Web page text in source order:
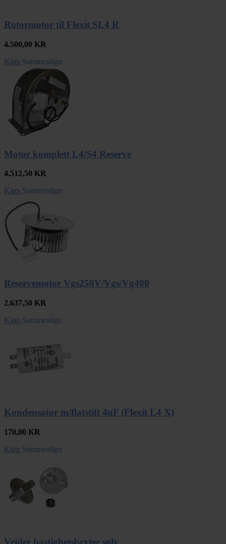
Rotormotor til Flexit SL4 R
4.500,00 KR
Kjøp Sammenlign
Motor komplett L4/S4 Reserve
4.512,50 KR
Kjøp Sammenlign
Reservemotor Vgs250V/Vgs/Vg400
2.637,50 KR
Kjøp Sammenlign
Kondensator m/flatstift 4uF (Flexit L4 X)
170,00 KR
Kjøp Sammenlign
Vrider hastighetsbryter sølv